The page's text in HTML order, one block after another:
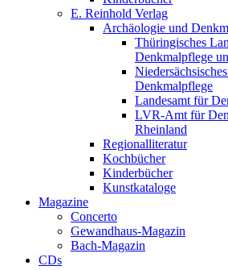
E. Reinhold Verlag
Archäologie und
Thüringisches
Denkmalpflege
Denkmalpflege
Landesamt für
LVR-Amt für
Rheinland
Regionalliteratur
Kochbücher
Kinderbücher
Kunstkataloge
Magazine
Concerto
Gewandhaus-Magazin
Bach-Magazin
CDs